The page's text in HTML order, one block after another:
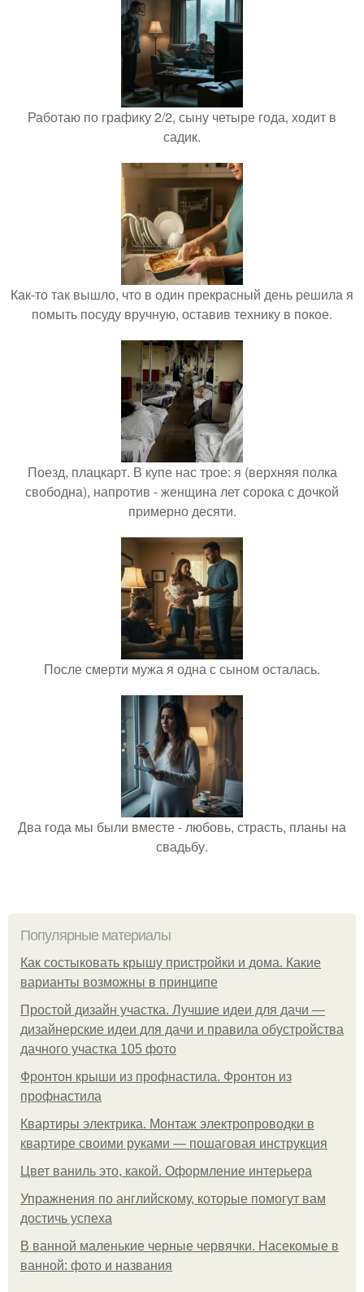
Работаю по графику 2/2, сыну четыре года, ходит в
садик.
Как-то так вышло, что в один прекрасный день решила я
помыть посуду вручную, оставив технику в покое.
Поезд, плацкарт. В купе нас трое: я (верхняя полка
свободна), напротив - женщина лет сорока с дочкой
примерно десяти.
После смерти мужа я одна с сыном осталась.
Два года мы были вместе - любовь, страсть, планы на
свадьбу.
Популярные материалы
Как состыковать крышу пристройки и дома. Какие
варианты возможны в принципе
Простой дизайн участка. Лучшие идеи для дачи —
дизайнерские идеи для дачи и правила обустройства
дачного участка 105 фото
Фронтон крыши из профнастила. Фронтон из
профнастила
Квартиры электрика. Монтаж электропроводки в
квартире своими руками — пошаговая инструкция
Цвет ваниль это, какой. Оформление интерьера
Упражнения по английскому, которые помогут вам
достичь успеха
В ванной маленькие черные червячки. Насекомые в
ванной: фото и названия